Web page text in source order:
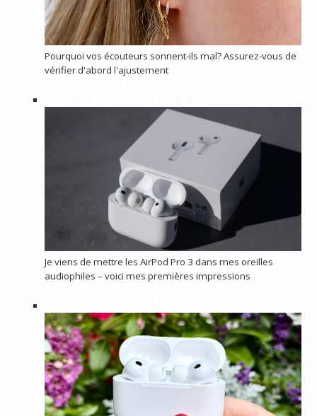
Pourquoi vos écouteurs sonnent-ils mal? Assurez-vous de
vérifier d'abord l'ajustement
Je viens de mettre les AirPod Pro 3 dans mes oreilles
audiophiles – voici mes premières impressions